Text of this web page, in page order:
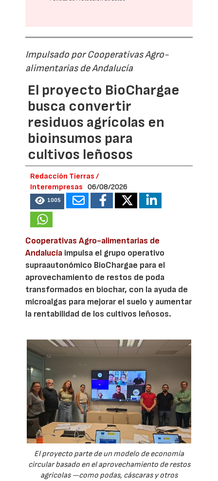
Impulsado por Cooperativas Agro-
alimentarias de Andalucía
El proyecto BioChargae
busca convertir
residuos agrícolas en
bioinsumos para
cultivos leñosos
Redacción Tierras /
Interempresas
06/08/2026
1005
Cooperativas Agro-alimentarias de
Andalucía impulsa el grupo operativo
supraautonómico BioChargae para el
aprovechamiento de restos de poda
transformados en biochar, con la ayuda de
microalgas para mejorar el suelo y aumentar
la rentabilidad de los cultivos leñosos.
El proyecto parte de un modelo de economía
circular basado en el aprovechamiento de restos
agrícolas —como podas, cáscaras y otros